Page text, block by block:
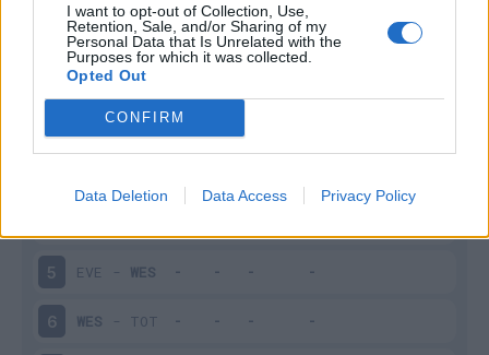
I want to opt-out of Collection, Use,
Retention, Sale, and/or Sharing of my
Personal Data that Is Unrelated with the
Purposes for which it was collected.
Opted Out
CONFIRM
Data Deletion Data Access Privacy Policy
Giornata Voto FVEntrato Uscito Bonus/Malus
SOU-WES
-MAN
5 EVE - WES
6 WES - TOT